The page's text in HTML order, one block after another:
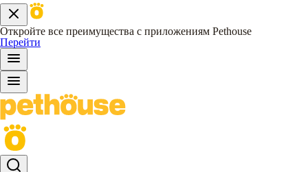
Откройте все преимущества с приложениям Pethouse
Перейти